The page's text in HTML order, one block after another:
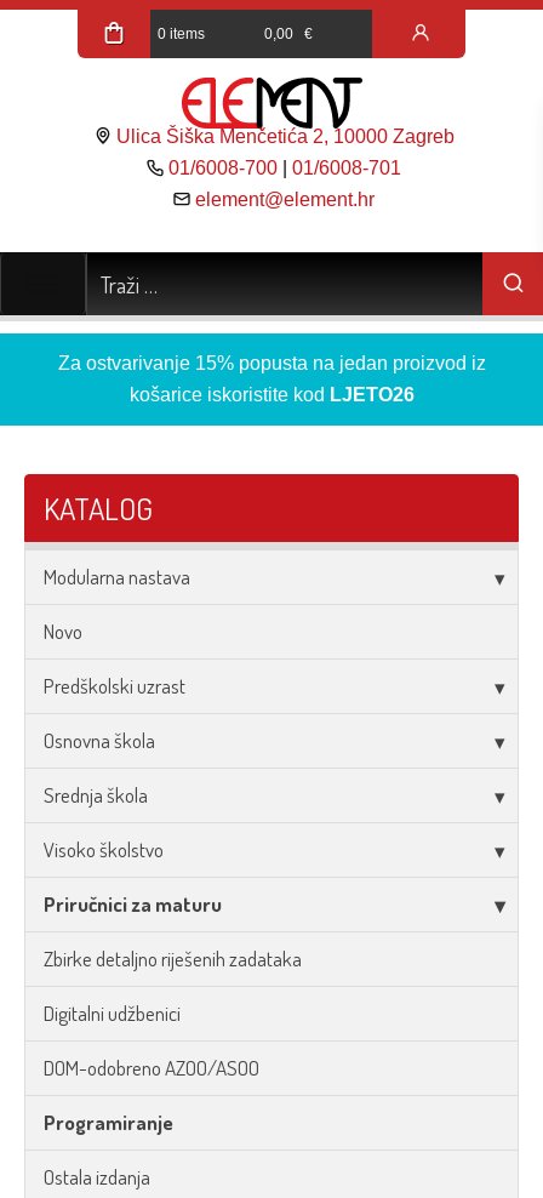
0 items 0,00 €
Ulica Šiška Menčetića 2, 10000 Zagreb
01/6008-700 |01/6008-701
element@element.hr
Za ostvarivanje 15% popusta na jedan proizvod iz
košarice iskoristite kod LJETO26
KATALOG
Modularna nastava
Novo
Predškolski uzrast
Osnovna škola
Srednja škola
Visoko školstvo
Priručnici za maturu
Zbirke detaljno riješenih zadataka
Digitalni udžbenici
DOM-odobreno AZOO/ASOO
Programiranje
Ostala izdanja